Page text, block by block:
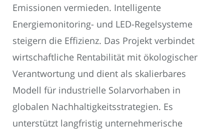
Emissionen vermieden. Intelligente
Energiemonitoring- und LED-Regelsysteme
steigern die Effizienz. Das Projekt verbindet
wirtschaftliche Rentabilität mit ökologischer
Verantwortung und dient als skalierbares
Modell für industrielle Solarvorhaben in
globalen Nachhaltigkeitsstrategien. Es
unterstützt langfristig unternehmerische